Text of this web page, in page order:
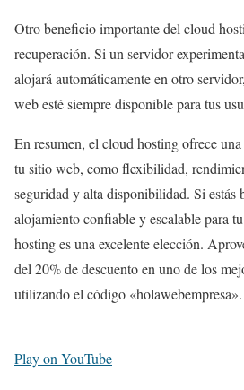
Otro beneficio importante del cloud
recuperación. Si un servidor
alojará automáticamente en otro
web esté siempre disponible para tus
En resumen, el cloud hosting ofrece
tu sitio web, como flexibilidad,
seguridad y alta disponibilidad. Si estás
alojamiento confiable y escalable para
hosting es una excelente elección.
del 20% de descuento en uno de los
utilizando el código «holawebempresa».
Play on YouTube